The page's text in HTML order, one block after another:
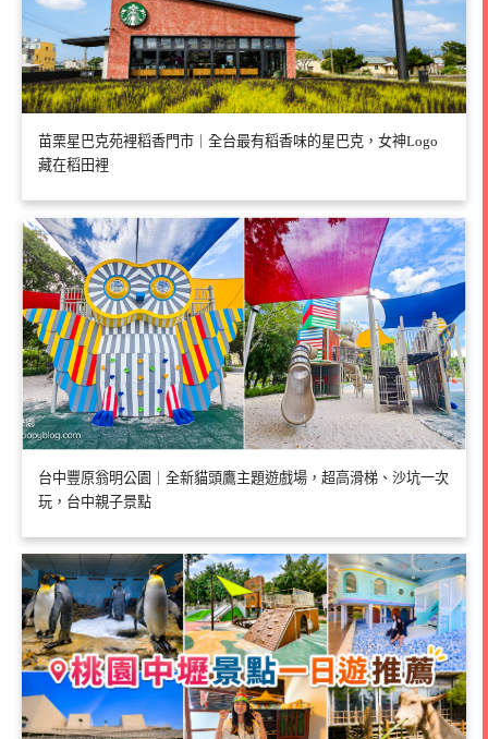
苗栗星巴克苑裡稻香門市｜全台最有稻香味的星巴克，女神Logo
藏在稻田裡
台中豐原翁明公園｜全新貓頭鷹主題遊戲場，超高滑梯、沙坑一次
玩，台中親子景點